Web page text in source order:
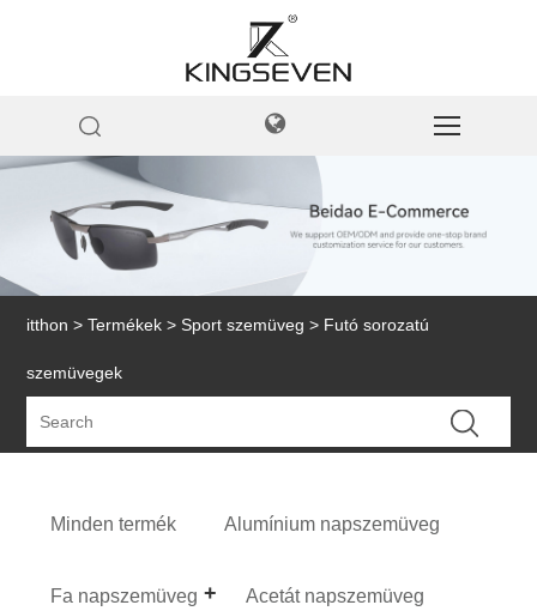
itthon > Termékek >Sport szemüveg > Futó sorozatú
szemüvegek
Minden termék Alumínium napszemüveg
Fa napszemüveg Acetát napszemüveg